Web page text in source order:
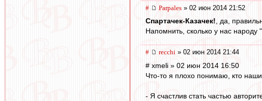
# Parpales » 02 июн 2014 21:52
Спартачек-Казачек!, да,
Напомнить, сколько у нас народу
# recchi » 02 июн 2014 21:44
# xmeli » 02 июн 2014 16:50
Что-то я плохо понимаю, кто
- Я счастлив стать частью